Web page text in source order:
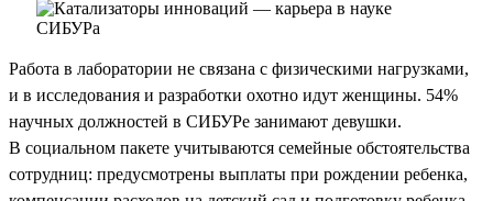
Работа в лаборатории не связана с физическими нагрузками,
и в исследования и разработки охотно идут женщины. 54%
научных должностей в СИБУРе занимают девушки.
В социальном пакете учитываются семейные обстоятельства
сотрудниц: предусмотрены выплаты при рождении ребенка,